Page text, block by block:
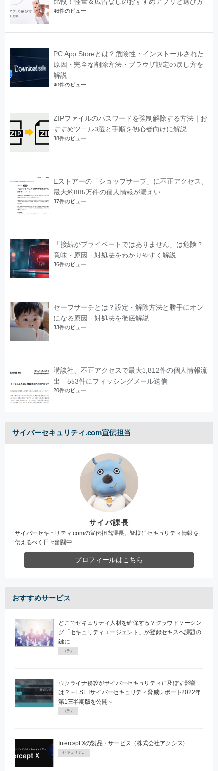
比較！軽量＆広告なしのおすすめアプリと選び方
46件のビュー
PC App Storeとは？危険性・インストールされた
原因・完全な削除方法・ブラウザ設定の戻し方を
解説
40件のビュー
ZIPファイルのパスワードを強制解除する方法｜お
すすめツール3選と手順を初心者向けに解説
38件のビュー
Eストアーの「ショップサーブ」に不正アクセス、
最大約885万件の個人情報が漏えい
37件のビュー
「接続がプライベートではありません」は危険？
意味・原因・対処法をわかりやすく解説
36件のビュー
セーフサーチとは？設定・解除方法と勝手にオン
になる原因・対処法を徹底解説
33件のビュー
講談社、不正アクセスで最大3,812件の個人情報流
出 553件にフィッシングメール送信
20件のビュー
サイバーセキュリティ.com宣伝担当
サイバ課長
サイバーセキュリティ.comの宣伝担当課長。皆様にセキュリティ情報を
伝えるべく日々奮闘中
プロフィールはこちら
おすすめサービス
どこでセキュリティ人材を確保する？クラウドソーシン
グ「セキュリティエージェント」が登録セキスペ課題の
鍵に
コラム
ウクライナ侵攻がサイバーセキュリティに及ぼす影響
は？～ESETサイバーセキュリティ脅威レポート2022年
第1三半期版を公開～
コラム
Intercept Xの製品・サービス（株式会社アクシス）
セキュリティPR